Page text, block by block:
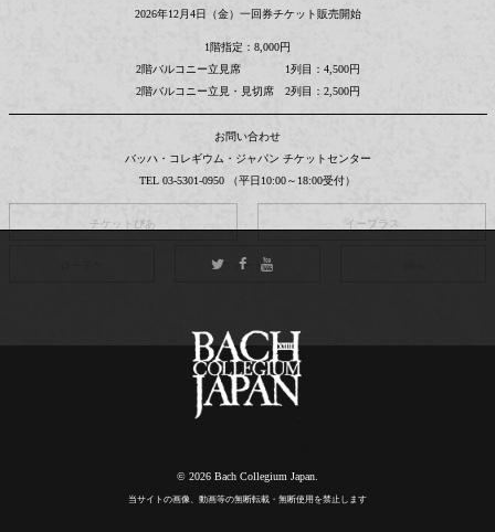
2026年12月4日（金）一回券チケット販売開始
1階指定：8,000円
2階バルコニー立見席 1列目：4,500円
2階バルコニー立見・見切席 2列目：2,500円
お問い合わせ
バッハ・コレギウム・ジャパン チケットセンター
TEL 03-5301-0950 （平日10:00～18:00受付）
チケットぴあ イープラス
ヴォートル
© 2026 Bach Collegium Japan.
当サイトの画像、動画等の無断転載・無断使用を禁止します